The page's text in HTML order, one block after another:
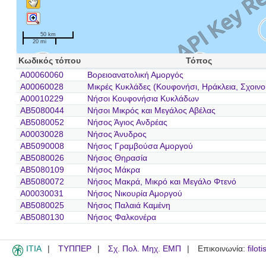
50 km
20 mi
Κωδικός τόπου
Τόπος
A00060060
Βορειοανατολική Αμοργός
A00060028
Μικρές Κυκλάδες (Κουφονήσι, Ηράκλεια,
A00010229
Νήσοι Κουφονήσια Κυκλάδων
AB5080044
Νήσοι Μικρός και Μεγάλος Αβέλας
AB5080052
Νήσος Άγιος Ανδρέας
A00030028
Νήσος Άνυδρος
AB5090008
Νήσος Γραμβούσα Αμοργού
AB5080026
Νήσος Θηρασία
AB5080109
Νήσος Μάκρα
AB5080072
Νήσος Μακρά, Μικρό και Μεγάλο Φτενό
A00030031
Νήσος Νικουρία Αμοργού
AB5080025
Νήσος Παλαιά Καμένη
AB5080130
Νήσος Φαλκονέρα
ITIA ΤΥΠΠΕΡ Σχ. Πολ. Μηχ. ΕΜΠ Επικοινωνία: